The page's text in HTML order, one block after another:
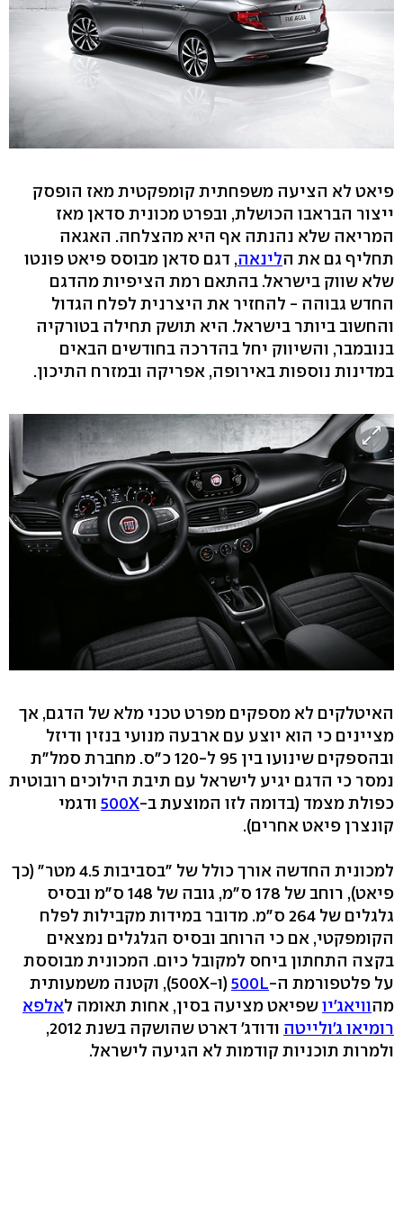
פיאט לא הציעה משפחתית קומפקטית מאז הופסק
ייצור הבראבו הכושלת, ובפרט מכונית סדאן מאז
המריאה שלא נהנתה אף היא מהצלחה. האגאה
תחליף גם את הלינאה, דגם סדאן מבוסס פיאט פונטו
שלא שווק בישראל. בהתאם רמת הציפיות מהדגם
החדש גבוהה - להחזיר את היצרנית לפלח הגדול
והחשוב ביותר בישראל. היא תושק תחילה בטורקיה
בנובמבר, והשיווק יחל בהדרכה בחודשים הבאים
במדינות נוספות באירופה, אפריקה ובמזרח התיכון.
האיטלקים לא מספקים מפרט טכני מלא של הדגם, אך
מציינים כי הוא יוצע עם ארבעה מנועי בנזין ודיזל
ובהספקים שינועו בין 95 ל-120 כ"ס. מחברת סמל"ת
נמסר כי הדגם יגיע לישראל עם תיבת הילוכים רובוטית
כפולת מצמד (בדומה לזו המוצעת ב-500X ודגמי
קונצרן פיאט אחרים).
למכונית החדשה אורך כולל של "בסביבות 4.5 מטר" (כך
פיאט), רוחב של 178 ס"מ, גובה של 148 ס"מ ובסיס
גלגלים של 264 ס"מ. מדובר במידות מקבילות לפלח
הקומפקטי, אם כי הרוחב ובסיס הגלגלים נמצאים
בקצה התחתון ביחס למקובל כיום. המכונית מבוססת
על פלטפורמת ה-500L
(ו-500X), וקטנה משמעותית
מהוויאג'יושפיאט מציעה בסין, אחות תאומה לאלפא
רומיאו ג'ולייטה
ודודג' דארט שהושקה בשנת 2012,
ולמרות תוכניות קודמות לא הגיעה לישראל.